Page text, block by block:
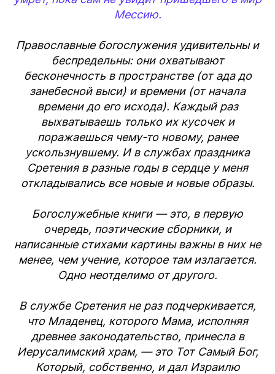
Мессию.
Православные богослужения удивительны и
беспредельны: они охватывают
бесконечность в пространстве (от ада до
занебесной выси) и времени (от начала
времени до его исхода). Каждый раз
выхватываешь только их кусочек и
поражаешься чему-то новому, ранее
ускользнувшему. И в службах праздника
Сретения в разные годы в сердце у меня
откладывались все новые и новые образы.
Богослужебные книги — это, в первую
очередь, поэтические сборники, и
написанные стихами картины важны в них не
менее, чем учение, которое там излагается.
Одно неотделимо от другого.
В службе Сретения не раз подчеркивается,
что Младенец, которого Мама, исполняя
древнее законодательство, принесла в
Иерусалимский храм, — это Тот Самый Бог,
Который, собственно, и дал Израилю